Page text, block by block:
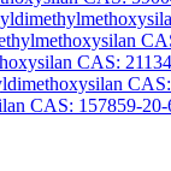
CAS:
CAS: 157859-20-